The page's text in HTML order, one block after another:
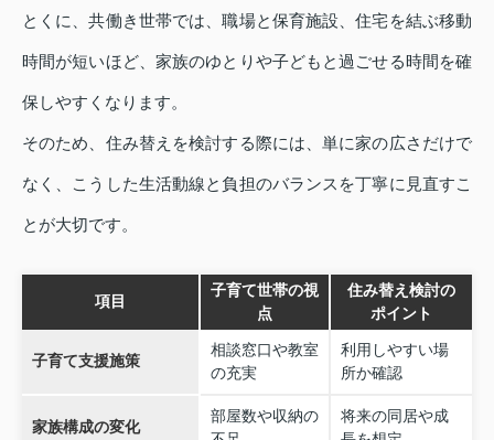
とくに、共働き世帯では、職場と保育施設、住宅を結ぶ移動
時間が短いほど、家族のゆとりや子どもと過ごせる時間を確
保しやすくなります。
そのため、住み替えを検討する際には、単に家の広さだけで
なく、こうした生活動線と負担のバランスを丁寧に見直すこ
とが大切です。
項目
子育て世帯の視
点
住み替え検討の
ポイント
子育て支援施策
相談窓口や教室
の充実
利用しやすい場
所か確認
家族構成の変化
部屋数や収納の
将来の同居や成